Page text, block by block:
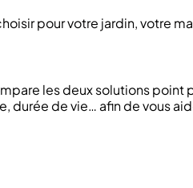
pour votre jardin, votre
les deux solutions point
durée de vie… afin de vous